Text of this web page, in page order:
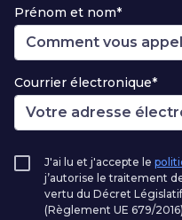
Prénom et nom*
Courrier électronique*
J'ai lu et j'accepte le
j’autorise le traitement
vertu du Décret
(Règlement UE 679/